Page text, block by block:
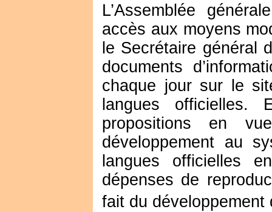
L’Assemblée
accès aux moyens
le Secrétaire général
documents
chaque jour sur le
langues
propositions en
développement au
langues officielles
dépenses de
fait du développement